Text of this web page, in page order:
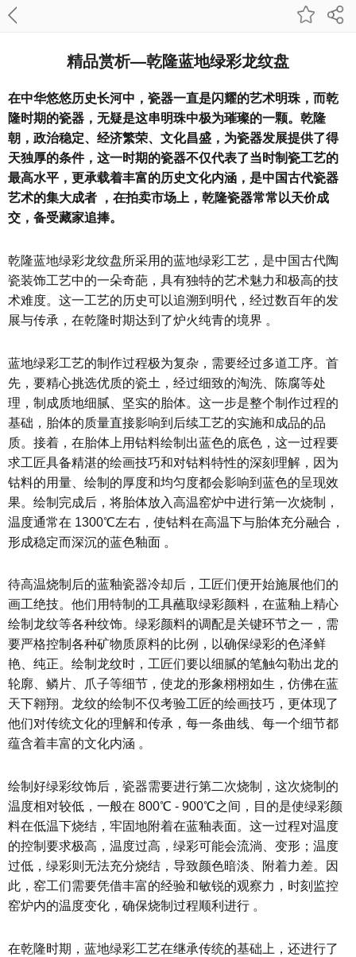
精品赏析—乾隆蓝地绿彩龙纹盘
在中华悠悠历史长河中，瓷器一直是闪耀的艺术明珠，而乾
隆时期的瓷器，无疑是这串明珠中极为璀璨的一颗。乾隆
朝，政治稳定、经济繁荣、文化昌盛，为瓷器发展提供了得
天独厚的条件，这一时期的瓷器不仅代表了当时制瓷工艺的
最高水平，更承载着丰富的历史文化内涵，是中国古代瓷器
艺术的集大成者 ，在拍卖市场上，乾隆瓷器常常以天价成
交，备受藏家追捧。
乾隆蓝地绿彩龙纹盘所采用的蓝地绿彩工艺，是中国古代陶
瓷装饰工艺中的一朵奇葩，具有独特的艺术魅力和极高的技
术难度。这一工艺的历史可以追溯到明代，经过数百年的发
展与传承，在乾隆时期达到了炉火纯青的境界 。
蓝地绿彩工艺的制作过程极为复杂，需要经过多道工序。首
先，要精心挑选优质的瓷土，经过细致的淘洗、陈腐等处
理，制成质地细腻、坚实的胎体。这一步是整个制作过程的
基础，胎体的质量直接影响到后续工艺的实施和成品的品
质。接着，在胎体上用钴料绘制出蓝色的底色，这一过程要
求工匠具备精湛的绘画技巧和对钴料特性的深刻理解，因为
钴料的用量、绘制的厚度和均匀度都会影响到蓝色的呈现效
果。绘制完成后，将胎体放入高温窑炉中进行第一次烧制，
温度通常在 1300℃左右，使钴料在高温下与胎体充分融合，
形成稳定而深沉的蓝色釉面 。
待高温烧制后的蓝釉瓷器冷却后，工匠们便开始施展他们的
画工绝技。他们用特制的工具蘸取绿彩颜料，在蓝釉上精心
绘制龙纹等各种纹饰。绿彩颜料的调配是关键环节之一，需
要严格控制各种矿物质原料的比例，以确保绿彩的色泽鲜
艳、纯正。绘制龙纹时，工匠们要以细腻的笔触勾勒出龙的
轮廓、鳞片、爪子等细节，使龙的形象栩栩如生，仿佛在蓝
天下翱翔。龙纹的绘制不仅考验工匠的绘画技巧，更体现了
他们对传统文化的理解和传承，每一条曲线、每一个细节都
蕴含着丰富的文化内涵 。
绘制好绿彩纹饰后，瓷器需要进行第二次烧制，这次烧制的
温度相对较低，一般在 800℃ - 900℃之间，目的是使绿彩颜
料在低温下烧结，牢固地附着在蓝釉表面。这一过程对温度
的控制要求极高，温度过高，绿彩可能会流淌、变形；温度
过低，绿彩则无法充分烧结，导致颜色暗淡、附着力差。因
此，窑工们需要凭借丰富的经验和敏锐的观察力，时刻监控
窑炉内的温度变化，确保烧制过程顺利进行 。
在乾隆时期，蓝地绿彩工艺在继承传统的基础上，还进行了